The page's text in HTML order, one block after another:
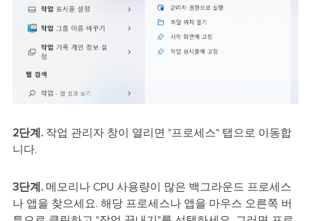
2단계.작업 관리자 창이 열리면 "프로세스" 탭으로 이동합
니다.
3단계.메모리나 CPU 사용량이 많은 백그라운드 프로세스
나 앱을 찾으세요. 해당 프로세스나 앱을 마우스 오른쪽 버